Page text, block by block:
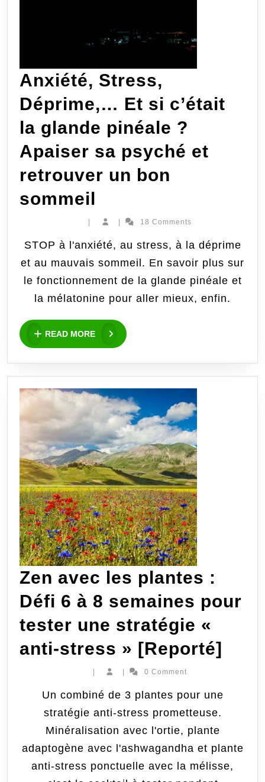
Anxiété, Stress,
Déprime,… Et si c’était
la glande pinéale ?
Apaiser sa psyché et
retrouver un bon
sommeil
Stress,
Déprime,
…
Et
si
c’était
la
glande
pinéale
?
Apaiser
sa
psyché
et
retrouver
un
bon
sommeil
18 Comments
STOP à l'anxiété, au stress, à la déprime
et au mauvais sommeil. En savoir plus sur
le fonctionnement de la glande pinéale et
la mélatonine pour aller mieux, enfin.
READ MORE
READ
MORE
Zen avec les plantes :
Défi 6 à 8 semaines pour
tester une stratégie «
anti-stress » [Reporté]
les
:
Défi
0 Comment
Un combiné de 3 plantes pour une
stratégie anti-stress prometteuse.
Minéralisation avec l'ortie, plante
adaptogène avec l'ashwagandha et plante
anti-stress ponctuelle avec la mélisse,